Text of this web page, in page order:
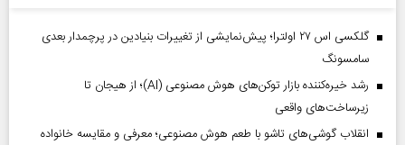
گلکسی اس ۲۷ اولترا؛ پیش‌نمایشی از تغییرات بنیادین در پرچمدار بعدی
سامسونگ
رشد خیره‌کننده بازار توکن‌های هوش مصنوعی (AI)؛ از هیجان تا
زیرساخت‌های واقعی
انقلاب گوشی‌های تاشو‌ با طعم هوش مصنوعی؛ معرفی و مقایسه خانواده